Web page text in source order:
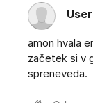
amon hvala
začetek si v
spreneveda.